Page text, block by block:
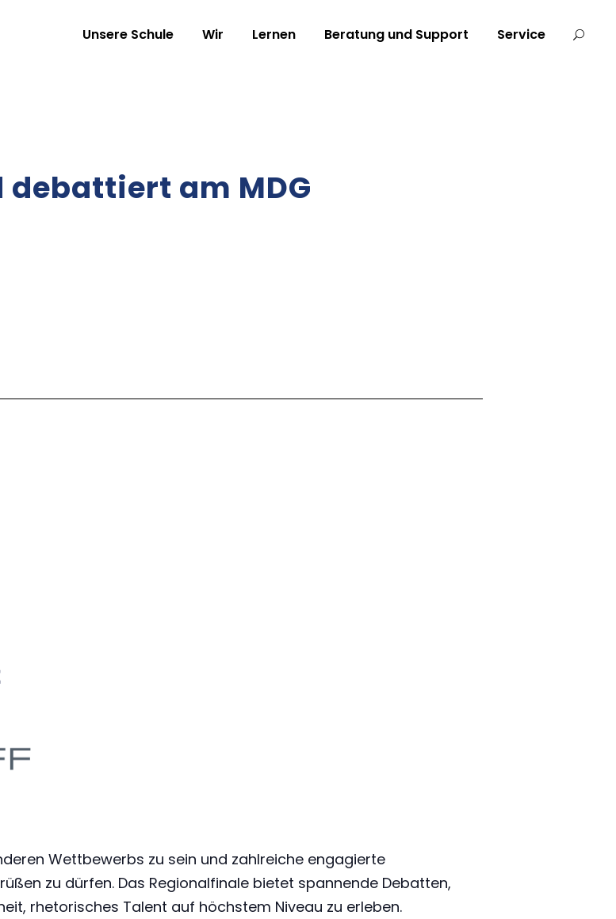
Unsere Schule Wir Lernen Beratung und Support Service
am MDG
Wettbewerbs zu sein und zahlreiche engagierte
zu dürfen. Das Regionalfinale bietet spannende Debatten,
rhetorisches Talent auf höchstem Niveau zu erleben.